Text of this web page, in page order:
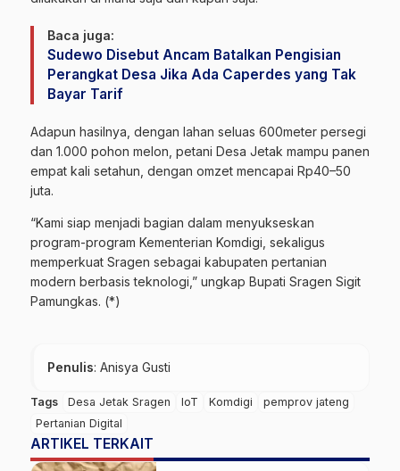
Baca juga:
Sudewo Disebut Ancam Batalkan Pengisian
Perangkat Desa Jika Ada Caperdes yang Tak
Bayar Tarif
Adapun hasilnya, dengan lahan seluas 600meter persegi
dan 1.000 pohon melon, petani Desa Jetak mampu panen
empat kali setahun, dengan omzet mencapai Rp40–50
juta.
“Kami siap menjadi bagian dalam menyukseskan
program-program Kementerian Komdigi, sekaligus
memperkuat Sragen sebagai kabupaten pertanian
modern berbasis teknologi,” ungkap Bupati Sragen Sigit
Pamungkas. (*)
Penulis: Anisya Gusti
Tags Desa Jetak Sragen IoT Komdigi
pemprov jateng
Pertanian Digital
ARTIKEL TERKAIT